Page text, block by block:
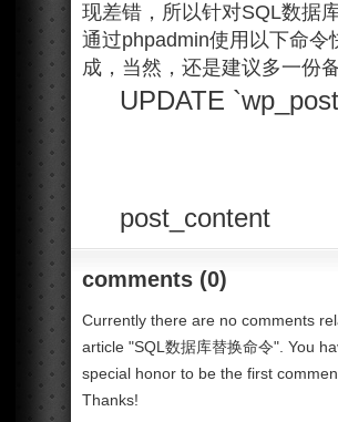
现差错，所以针对SQL数据
通过phpadmin使用以下命令
成，当然，还是建议多一份备
UPDATE
post_content
comments (0)
Currently there are no comments
article "SQL数据库替换命令". You
special honor to be the first
Thanks!